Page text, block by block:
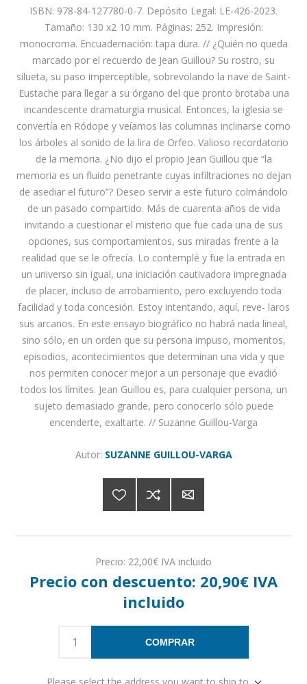
ISBN: 978-84-127780-0-7. Depósito Legal: LE-426-2023.
Tamaño: 130 x2 10 mm. Páginas: 252. Impresión:
monocroma. Encuadernación: tapa dura. // ¿Quién no queda
marcado por el recuerdo de Jean Guillou? Su rostro, su
silueta, su paso imperceptible, sobrevolando la nave de Saint-
Eustache para llegar a su órgano del que pronto brotaba una
incandescente dramaturgia musical. Entonces, la iglesia se
convertía en Ródope y veíamos las columnas inclinarse como
los árboles al sonido de la lira de Orfeo. Valioso recordatorio
de la memoria. ¿No dijo el propio Jean Guillou que “la
memoria es un fluido penetrante cuyas infiltraciones no dejan
de asediar el futuro”? Deseo servir a este futuro colmándolo
de un pasado compartido. Más de cuarenta años de vida
invitando a cuestionar el misterio que fue cada una de sus
opciones, sus comportamientos, sus miradas frente a la
realidad que se le ofrecía. Lo contemplé y fue la entrada en
un universo sin igual, una iniciación cautivadora impregnada
de placer, incluso de arrobamiento, pero excluyendo toda
facilidad y toda concesión. Estoy intentando, aquí, reve- laros
sus arcanos. En este ensayo biográfico no habrá nada lineal,
sino sólo, en un orden que su persona impuso, momentos,
episodios, acontecimientos que determinan una vida y que
nos permiten conocer mejor a un personaje que evadió
todos los límites. Jean Guillou es, para cualquier persona, un
sujeto demasiado grande, pero conocerlo sólo puede
encenderte, exaltarte. // Suzanne Guillou-Varga
Autor: SUZANNE GUILLOU-VARGA
Precio: 22,00€ IVA incluido
Precio con descuento: 20,90€ IVA
incluido
COMPRAR